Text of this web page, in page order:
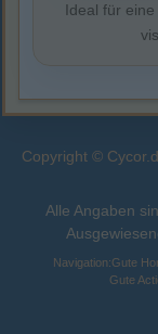
Ideal für
Copyright ©
Alle Angaben
Navigation:Gute
Gute